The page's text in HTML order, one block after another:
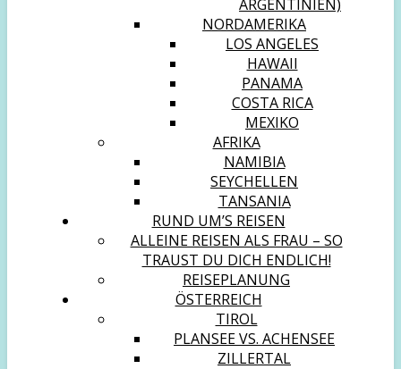
ARGENTINIEN)
NORDAMERIKA
LOS ANGELES
HAWAII
PANAMA
COSTA RICA
MEXIKO
AFRIKA
NAMIBIA
SEYCHELLEN
TANSANIA
RUND UM’S REISEN
ALLEINE REISEN ALS FRAU – SO
TRAUST DU DICH ENDLICH!
REISEPLANUNG
ÖSTERREICH
TIROL
PLANSEE VS. ACHENSEE
ZILLERTAL